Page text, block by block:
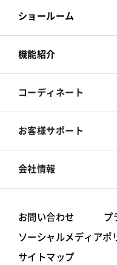
床材
カーペット
椅子張
カーテン
床材
カーペット
椅子張
旧カタログ
ショールーム
機能紹介
コーディネート
着せ替えシミュレーシ
コーディネート集
お客様サポート
Q&A
会社情報
お問い合わせ プ
ソーシャルメディアポ
サイトマップ